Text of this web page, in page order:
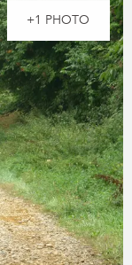
+1 PHOTO